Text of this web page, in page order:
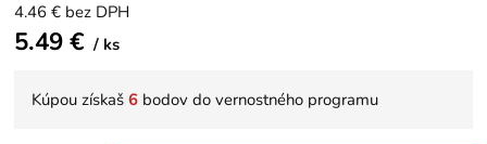
4.46 € bez DPH
5.49€ ks
Kúpou získaš6 bodov do vernostného programu